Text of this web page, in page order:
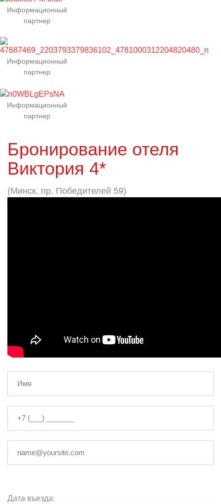
Информационный
партнер
Информационный
партнер
Информационный
партнер
Бронирование отеля
Виктория 4*
(Минск, пр. Победителей 59)
Дата въезда: